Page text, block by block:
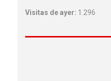
Visitas de ayer: 1.296